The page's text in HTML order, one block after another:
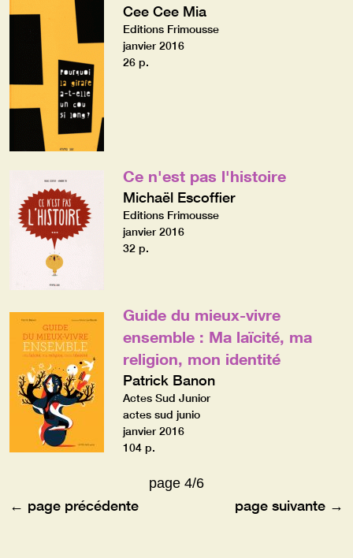
Cee Cee Mia
Editions Frimousse
janvier 2016
26 p.
Ce n'est pas l'histoire
Michaël Escoffier
Editions Frimousse
janvier 2016
32 p.
Guide du mieux-vivre
ensemble : Ma laïcité, ma
religion, mon identité
Patrick Banon
Actes Sud Junior
actes sud junio
janvier 2016
104 p.
page 4/6
← page précédente page suivante →